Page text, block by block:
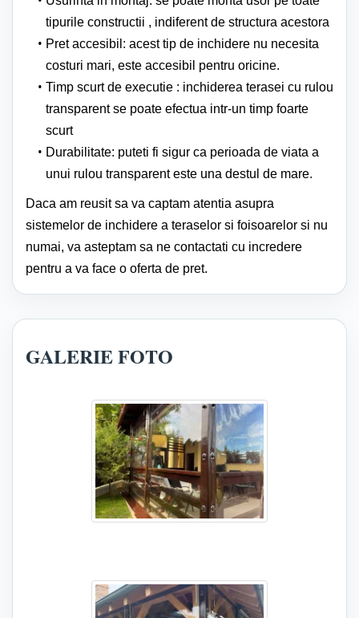
tipurile constructii , indiferent de structura acestora
Pret accesibil: acest tip de inchidere nu necesita
costuri mari, este accesibil pentru oricine.
Timp scurt de executie : inchiderea terasei cu rulou
transparent se poate efectua intr-un timp foarte
scurt
Durabilitate: puteti fi sigur ca perioada de viata a
unui rulou transparent este una destul de mare.
Daca am reusit sa va captam atentia asupra
sistemelor de inchidere a teraselor si foisoarelor si nu
numai, va asteptam sa ne contactati cu incredere
pentru a va face o oferta de pret.
GALERIE FOTO